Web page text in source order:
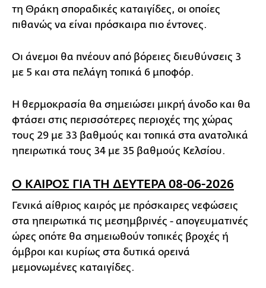
τη Θράκη σποραδικές καταιγίδες, οι οποίες
πιθανώς να είναι πρόσκαιρα πιο έντονες.
Οι άνεμοι θα πνέουν από βόρειες διευθύνσεις 3
με 5 και στα πελάγη τοπικά 6 μποφόρ.
Η θερμοκρασία θα σημειώσει μικρή άνοδο και θα
φτάσει στις περισσότερες περιοχές της χώρας
τους 29 με 33 βαθμούς και τοπικά στα ανατολικά
ηπειρωτικά τους 34 με 35 βαθμούς Κελσίου.
Ο ΚΑΙΡΟΣ ΓΙΑ ΤΗ ΔΕΥΤΕΡΑ 08-06-2026
Γενικά αίθριος καιρός με πρόσκαιρες νεφώσεις
στα ηπειρωτικά τις μεσημβρινές - απογευματινές
ώρες οπότε θα σημειωθούν τοπικές βροχές ή
όμβροι και κυρίως στα δυτικά ορεινά
μεμονωμένες καταιγίδες.